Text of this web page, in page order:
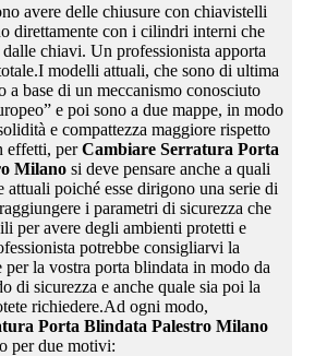
avere delle chiusure con chiavistelli
direttamente con i cilindri interni che
chiavi. Un professionista apporta
modelli attuali, che sono di ultima
a base di un meccanismo conosciuto
e poi sono a due mappe, in modo
e compattezza maggiore rispetto
effetti, perCambiare Serratura Porta
Milanosi deve pensare anche a quali
attuali poiché esse dirigono una serie di
i parametri di sicurezza che
per avere degli ambienti protetti e
potrebbe consigliarvi la
per la vostra porta blindata in modo da
di sicurezza e anche quale sia poi la
richiedere.Ad ogni modo,
Porta Blindata Palestro Milano
per due motivi: